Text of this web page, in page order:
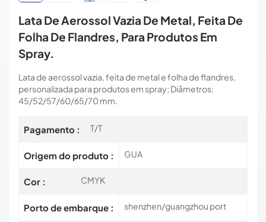
Lata De Aerossol Vazia De Metal, Feita De
Folha De Flandres, Para Produtos Em
Spray.
Lata de aerossol vazia, feita de metal e folha de flandres,
personalizada para produtos em spray; Diâmetros:
45/52/57/60/65/70 mm.
Pagamento : T/T
Origem do produto : GUA
Cor : CMYK
Porto de embarque : shenzhen/guangzhou port